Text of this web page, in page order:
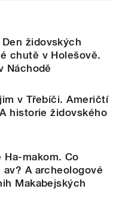
židovských
chutě v Holešově.
Náchodě
v Třebíči. Američtí
historie židovského
Ha-makom. Co
A archeologové
Makabejských